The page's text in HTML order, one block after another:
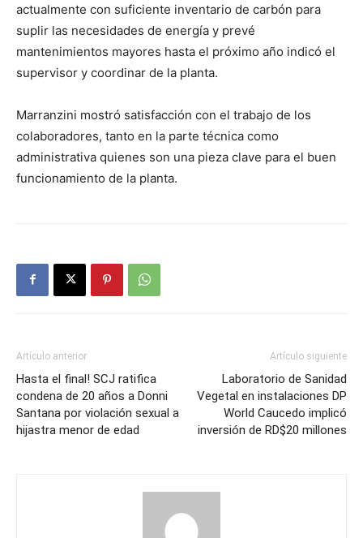
actualmente con suficiente inventario de carbón para
suplir las necesidades de energía y prevé
mantenimientos mayores hasta el próximo año indicó el
supervisor y coordinar de la planta.
Marranzini mostró satisfacción con el trabajo de los
colaboradores, tanto en la parte técnica como
administrativa quienes son una pieza clave para el buen
funcionamiento de la planta.
Artículo anterior
Hasta el final! SCJ ratifica
condena de 20 años a Donni
Santana por violación sexual a
hijastra menor de edad
Artículo siguiente
Laboratorio de Sanidad
Vegetal en instalaciones DP
World Caucedo implicó
inversión de RD$20 millones